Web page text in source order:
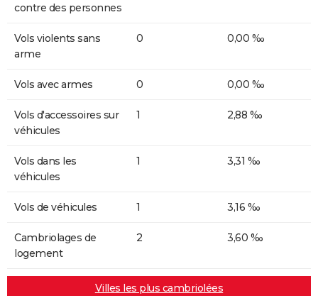
contre des personnes
Vols violents sans
arme
0 0,00 ‰
Vols avec armes 0 0,00 ‰
Vols d'accessoires sur
véhicules
1 2,88 ‰
Vols dans les
véhicules
1 3,31 ‰
Vols de véhicules 1 3,16 ‰
Cambriolages de
logement
2 3,60 ‰
Villes les plus cambriolées